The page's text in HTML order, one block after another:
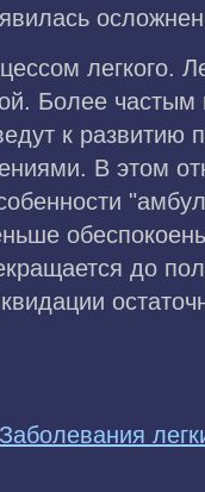
легкого.
Более частым
к развитию
В этом
до
Заболевания